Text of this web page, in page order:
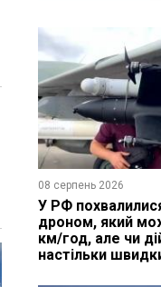
08 серпень 2026
У РФ
дроном, який
км/год, але чи
настільки